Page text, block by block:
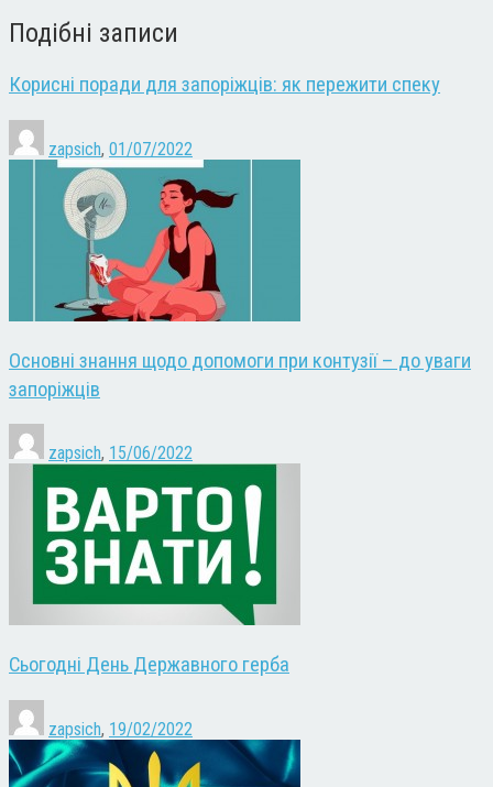
Подібні записи
Корисні поради для запоріжців: як пережити спеку
zapsich, 01/07/2022
Основні знання щодо допомоги при контузії – до уваги
запоріжців
zapsich, 15/06/2022
Сьогодні День Державного герба
zapsich, 19/02/2022